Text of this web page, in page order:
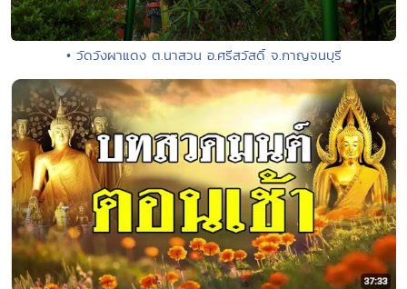
• วัดวังผาแดง ต.นาสวน อ.ศรีสวัสดิ์ จ.กาญจนบุรี